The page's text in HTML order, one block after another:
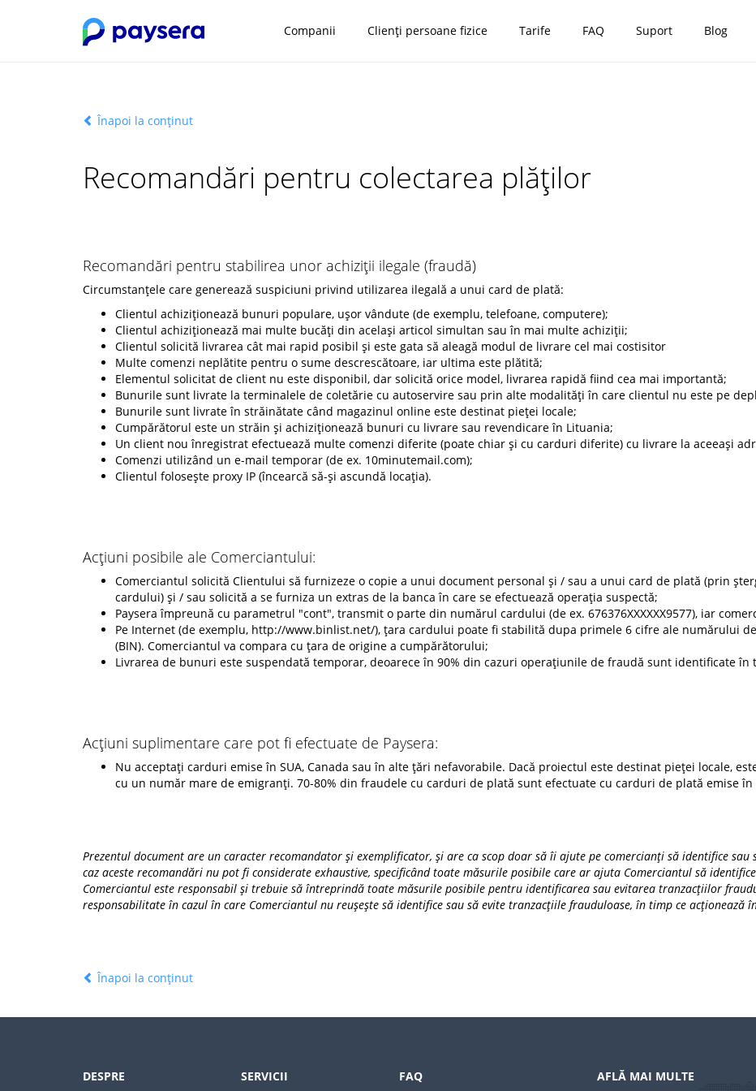
Companii Clienți persoane fizice Tarife FAQ Suport Blog
Înapoi la conținut
Recomandări pentru colectarea plăților
Recomandări pentru stabilirea unor achiziții ilegale (fraudă)
Circumstanțele care generează suspiciuni privind utilizarea ilegală a unui card de plată:
Clientul achiziționează bunuri populare, ușor vândute (de exemplu, telefoane, computere);
Clientul achiziționează mai multe bucăți din același articol simultan sau în mai multe achiziții;
Clientul solicită livrarea cât mai rapid posibil și este gata să aleagă modul de livrare cel mai costisitor
Multe comenzi neplătite pentru o sume descrescătoare, iar ultima este plătită;
Elementul solicitat de client nu este disponibil, dar solicită orice model, livrarea rapidă fiind cea mai importantă;
Bunurile sunt livrate la terminalele de coletărie cu autoservire sau prin alte modalități în care clientul nu este pe
Bunurile sunt livrate în străinătate când magazinul online este destinat pieței locale;
Cumpărătorul este un străin și achiziționează bunuri cu livrare sau revendicare în Lituania;
Un client nou înregistrat efectuează multe comenzi diferite (poate chiar și cu carduri diferite) cu livrare la aceeași
Comenzi utilizând un e-mail temporar (de ex. 10minutemail.com);
Clientul folosește proxy IP (încearcă să-și ascundă locația).
Acțiuni posibile ale Comerciantului:
Comerciantul solicită Clientului să furnizeze o copie a unui document personal și / sau a unui card de plată (prin
cardului) și / sau solicită a se furniza un extras de la banca în care se efectuează operația suspectă;
Paysera împreună cu parametrul "cont", transmit o parte din numărul cardului (de ex. 676376XXXXXX9577), iar
Pe Internet (de exemplu, http://www.binlist.net/), țara cardului poate fi stabilită dupa primele 6 cifre ale numărului
(BIN). Comerciantul va compara cu țara de origine a cumpărătorului;
Livrarea de bunuri este suspendată temporar, deoarece în 90% din cazuri operațiunile de fraudă sunt identificate în
Acțiuni suplimentare care pot fi efectuate de Paysera:
Nu acceptați carduri emise în SUA, Canada sau în alte țări nefavorabile. Dacă proiectul este destinat pieței locale,
cu un număr mare de emigranți. 70-80% din fraudele cu carduri de plată sunt efectuate cu carduri de plată emise în
Prezentul document are un caracter recomandator și exemplificator, și are ca scop doar să îi ajute pe comercianți să identifice
caz aceste recomandări nu pot fi considerate exhaustive, specificând toate măsurile posibile care ar ajuta Comerciantul să
Comerciantul este responsabil și trebuie să întreprindă toate măsurile posibile pentru identificarea sau evitarea tranzacțiilor
responsabilitate în cazul în care Comerciantul nu reușește să identifice sau să evite tranzacțiile frauduloase, în timp ce acționează
Înapoi la conținut
DESPRE SERVICII FAQ AFLĂ MAI MULTE